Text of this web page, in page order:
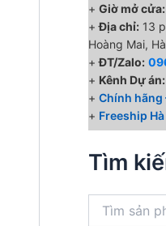
+ Giờ mở cửa:
+Địa chỉ: 13
Hoàng Mai,
+ĐT/Zalo:
+ Kênh Dự án:
+ Chính hãng
+ Freeship
Tìm